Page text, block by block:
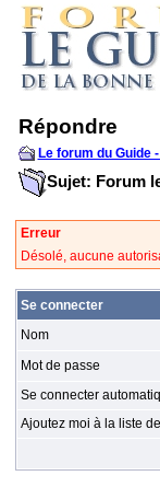
Répondre
Le forum du Guide
Sujet: Forum
Erreur
Désolé, aucune
Se connecter
Nom
Mot de passe
Se connecter
Ajoutez moi à la liste